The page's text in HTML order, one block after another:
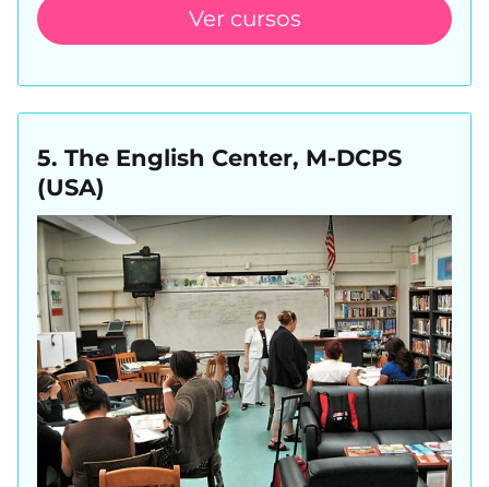
Ver cursos
5. The English Center, M-DCPS
(USA)